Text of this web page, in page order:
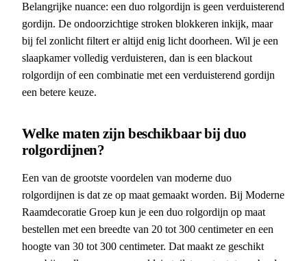
Belangrijke nuance: een duo rolgordijn is geen verduisterend
gordijn. De ondoorzichtige stroken blokkeren inkijk, maar
bij fel zonlicht filtert er altijd enig licht doorheen. Wil je een
slaapkamer volledig verduisteren, dan is een blackout
rolgordijn of een combinatie met een verduisterend gordijn
een betere keuze.
Welke maten zijn beschikbaar bij duo
rolgordijnen?
Een van de grootste voordelen van moderne duo
rolgordijnen is dat ze op maat gemaakt worden. Bij Moderne
Raamdecoratie Groep kun je een duo rolgordijn op maat
bestellen met een breedte van 20 tot 300 centimeter en een
hoogte van 30 tot 300 centimeter. Dat maakt ze geschikt